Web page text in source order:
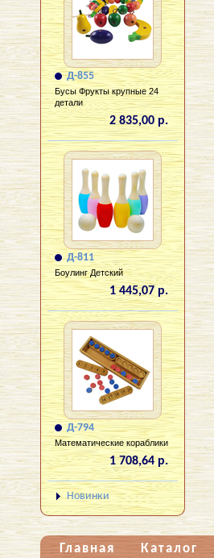
Д-855
Бусы Фрукты крупные 24
детали
2 835,00 р.
Д-811
Боулинг Детский
1 445,07 р.
Д-794
Математические кораблики
1 708,64 р.
Новинки
Главная Каталог